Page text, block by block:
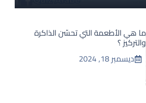
ما هي الأطعمة التي تحسّن الذاكرة
والتركيز ؟
ديسمبر 18, 2024